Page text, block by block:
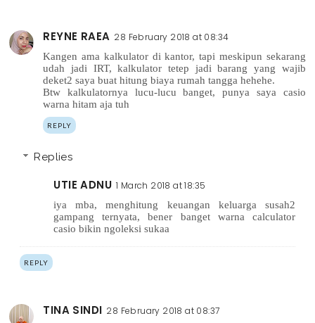
REYNE RAEA 28 February 2018 at 08:34
Kangen ama kalkulator di kantor, tapi meskipun sekarang
udah jadi IRT, kalkulator tetep jadi barang yang wajib
deket2 saya buat hitung biaya rumah tangga hehehe.
Btw kalkulatornya lucu-lucu banget, punya saya casio
warna hitam aja tuh
REPLY
Replies
UTIE ADNU 1 March 2018 at 18:35
iya mba, menghitung keuangan keluarga susah2
gampang ternyata, bener banget warna calculator
casio bikin ngoleksi sukaa
REPLY
TINA SINDI 28 February 2018 at 08:37